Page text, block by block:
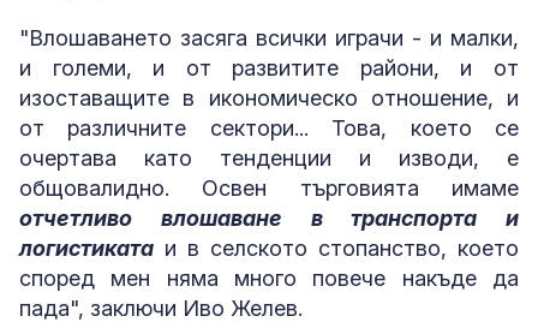
"Влошаването засяга всички играчи - и малки,
и големи, и от развитите райони, и от
изоставащите в икономическо отношение, и
от различните сектори... Това, което се
очертава като тенденции и изводи, е
общовалидно. Освен търговията имаме
отчетливо влошаване в транспорта и
логистиката и в селското стопанство, което
според мен няма много повече накъде да
пада", заключи Иво Желев.